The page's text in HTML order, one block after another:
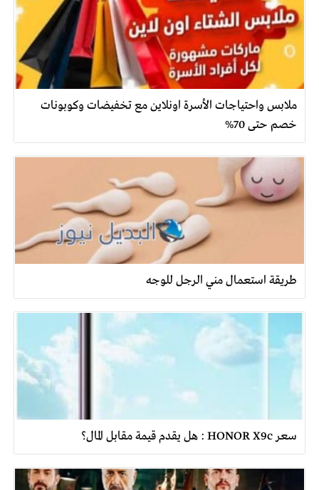
ملابس واحتياجات الأسرة اونلاين مع تخفيضات وكوبونات
خصم حتى 70%
طريقة استعمال مني الرجل للوجه
سعر HONOR X9c : هل يقدم قيمة مقابل المال؟